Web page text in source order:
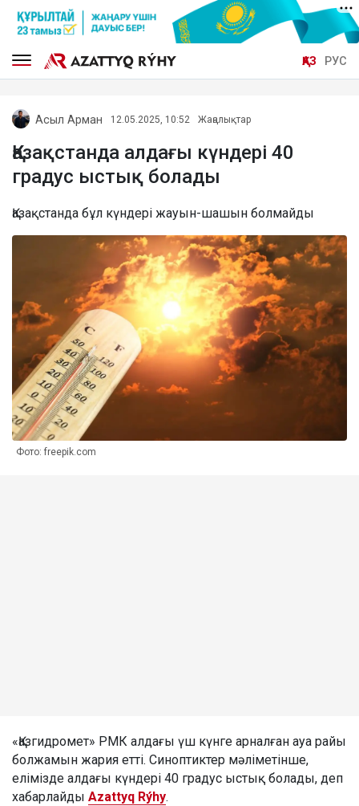
ҚАЗ РУС
Асыл Арман 12.05.2025, 10:52 Жаңалықтар
Қазақстанда алдағы күндері 40
градус ыстық болады
Қазақстанда бұл күндері жауын-шашын болмайды
Фото: freepik.com
«Қазгидромет» РМК алдағы үш күнге арналған ауа райы
болжамын жария етті. Синоптиктер мәліметінше,
елімізде алдағы күндері 40 градус ыстық болады, деп
хабарлайды Azattyq Rýhy.